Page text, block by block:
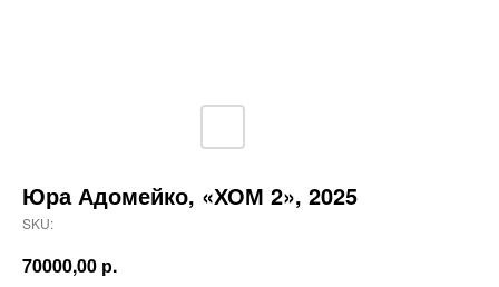
Юра Адомейко, «ХОМ 2», 2025
SKU:
70000,00 р.